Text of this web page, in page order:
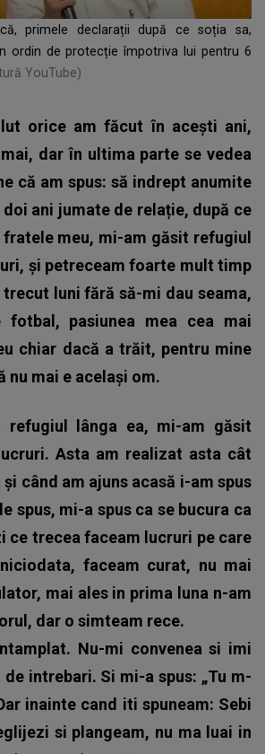
primele declarații după ce soția sa,
ordin de protecție împotriva lui pentru 6
YouTube)
orice am făcut în acești ani,
dar în ultima parte se vedea
că am spus: să indrept anumite
ani jumate de relație, după ce
meu, mi-am găsit refugiul
și petreceam foarte mult timp
luni fără să-mi dau seama,
fotbal, pasiunea mea cea mai
chiar dacă a trăit, pentru mine
nu mai e același om.
refugiul lânga ea, mi-am găsit
Asta am realizat asta cât
când am ajuns acasă i-am spus
spus, mi-a spus ca se bucura ca
ce trecea faceam lucruri pe care
faceam curat, nu mai
mai ales in prima luna n-am
dar o simteam rece.
Nu-mi convenea si imi
intrebari. Si mi-a spus: „Tu m-
inainte cand iti spuneam: Sebi
si plangeam, nu ma luai in